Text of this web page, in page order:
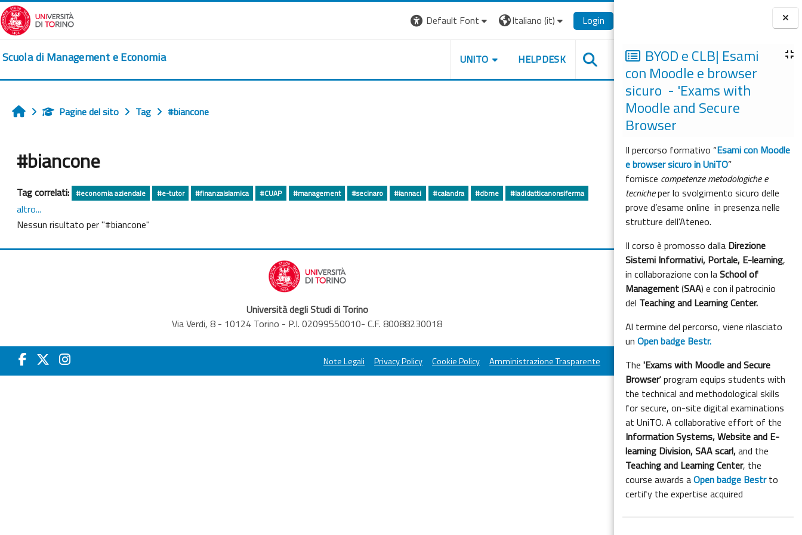
Vai al contenuto principale
Blocchi
BYOD e CLB| Esami
con Moodle e browser
sicuro - 'Exams with
Moodle and Secure
Browser
Il percorso formativo “Esami con Moodle
e browser sicuro in UniTO”
fornisce competenze metodologiche e
tecnicheper lo svolgimento sicuro delle
prove d’esame online in presenza nelle
strutture dell'Ateneo.
Il corso è promosso dalla Direzione
Sistemi Informativi, Portale, E-learning,
in collaborazione con laSchool of
Management(SAA) e con il patrocinio
del Teaching and Learning Center.
Al termine del percorso, viene rilasciato
unOpen badge Bestr.
The'Exams with Moodle and Secure
Browser' program equips students with
the technical and methodological skills
for secure, on-site digital examinations
at UniTO. A collaborative effort of the
Information Systems, Website and E-
learning Division,SAA scarl,and the
Teaching and Learning Center, the
course awards aOpen badge Bestrto
certify the expertise acquired
Default Font Italiano ‎(it)‎ Login
Scuola di Management e Economia UNITO HELPDESK
HomePagine del sito Tag #biancone
#biancone
Tag correlati: #economia aziendale #e-tutor #finanzaislamica #CUAP #management #secinaro #iannaci #calandra #dbme #ladidatticanonsiferma
altro...
Nessun risultato per "#biancone"
Università degli Studi di Torino
Via Verdi, 8 - 10124 Torino - P.I. 02099550010- C.F. 80088230018
Note Legali Privacy Policy Cookie Policy Amministrazione Trasparente